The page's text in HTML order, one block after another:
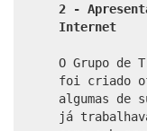
2 -
Internet
O Grupo de
foi criado
algumas de
já